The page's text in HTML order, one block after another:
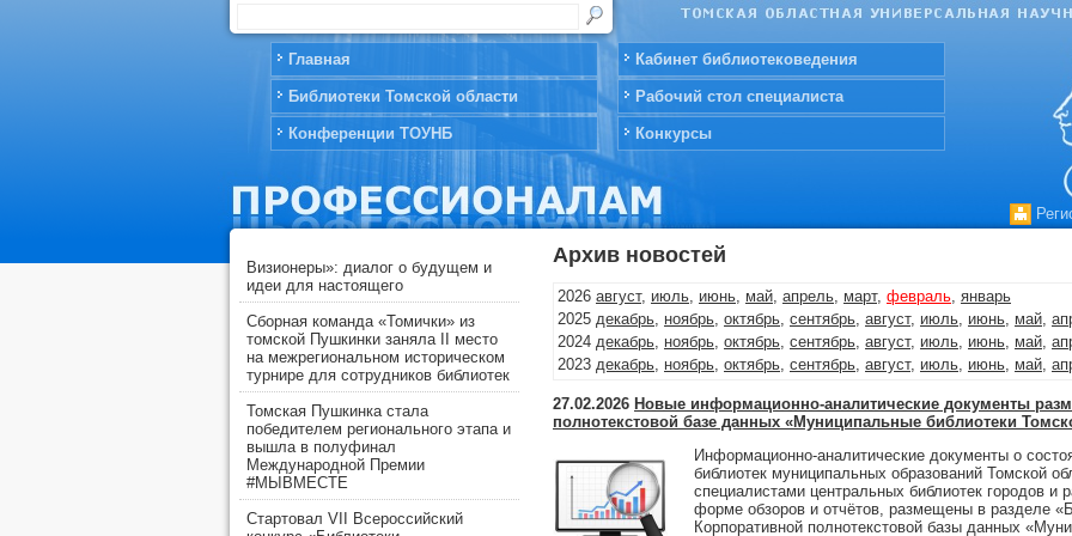
Главная
Библиотеки Томской области
Конференции ТОУНБ
Кабинет библиотековедения
Рабочий стол специалиста
Конкурсы
Визионеры»: диалог о будущем и
идеи для настоящего
Сборная команда «Томички» из
томской Пушкинки заняла II место
на межрегиональном историческом
турнире для сотрудников библиотек
Томская Пушкинка стала
победителем регионального этапа и
вышла в полуфинал
Международной Премии
#МЫВМЕСТЕ
Стартовал VII Всероссийский
Архив новостей
2026 август, июль, июнь, май, апрель, март, февраль, январь
2025 декабрь, ноябрь, октябрь, сентябрь, август, июль, июнь, май,
2024 декабрь, ноябрь, октябрь, сентябрь, август, июль, июнь, май,
2023 декабрь, ноябрь, октябрь, сентябрь, август, июль, июнь, май,
2021 декабрь,ноябрь,октябрь,сентябрь,август,июль,июнь,май,
2020 декабрь,ноябрь,октябрь,сентябрь,август,июль,июнь,май,
2019 декабрь, ноябрь,октябрь,сентябрь,август,июль,июнь,май,
2018
декабрь, ноябрь,октябрь,август,июль,июнь,май,апрель,март
декабрь, ноябрь,октябрь,сентябрь,август ,июль, июнь,май,
2016 декабрь,ноябрь,октябрь,сентябрь,август,июль, июнь,май,
27.02.2026 Новые информационно-аналитические документы
полнотекстовой базе данных «Муниципальные библиотеки
Информационно-аналитические документы о
библиотек муниципальных образований Томской
специалистами центральных библиотек городов и
форме обзоров и отчётов, размещены в разделе
Корпоративной полнотекстовой базы данных